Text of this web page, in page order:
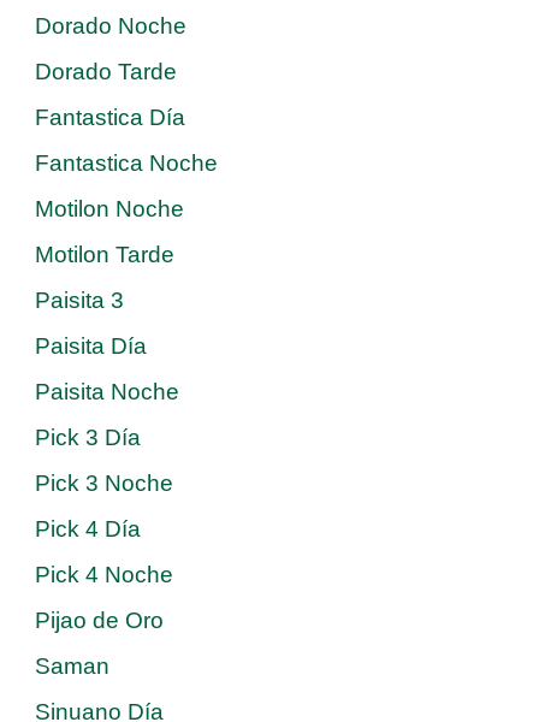
Dorado Noche
Dorado Tarde
Fantastica Día
Fantastica Noche
Motilon Noche
Motilon Tarde
Paisita 3
Paisita Día
Paisita Noche
Pick 3 Día
Pick 3 Noche
Pick 4 Día
Pick 4 Noche
Pijao de Oro
Saman
Sinuano Día